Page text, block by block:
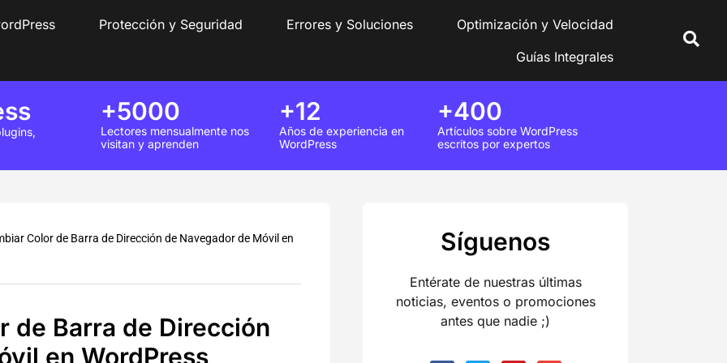
Protección y Seguridad Errores y Soluciones
Optimización y Velocidad
Guías Integrales
+5000
Lectores mensualmente nos
visitan y aprenden
+12
Años de experiencia en
WordPress
+400
Artículos sobre WordPress
escritos por expertos
Color de Barra de Dirección de Navegador de Móvil en
de Barra de Dirección
en WordPress
Síguenos
Entérate de nuestras últimas
noticias, eventos o promociones
antes que nadie ;)